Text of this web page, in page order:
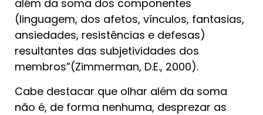
além da soma dos componentes
(linguagem, dos afetos, vínculos, fantasias,
ansiedades, resistências e defesas)
resultantes das subjetividades dos
membros”(Zimmerman, D.E., 2000).
Cabe destacar que olhar além da soma
não é, de forma nenhuma, desprezar as